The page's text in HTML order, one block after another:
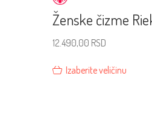
Ženske čizme
12.490,00 RSD
Izaberite veličinu